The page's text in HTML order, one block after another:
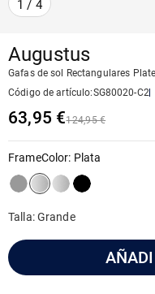
1 / 4
Augustus
Gafas de sol Rectangulares
Código de artículo:SG80020-C2
63,95 €124,95 €
FrameColor: Plata
Talla: Grande